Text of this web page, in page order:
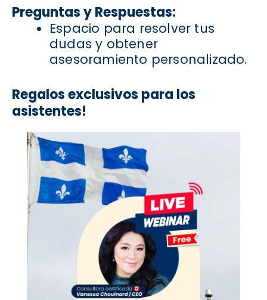
Preguntas y Respuestas:
Espacio para resolver tus
dudas y obtener
asesoramiento personalizado.
Regalos exclusivos para los
asistentes!